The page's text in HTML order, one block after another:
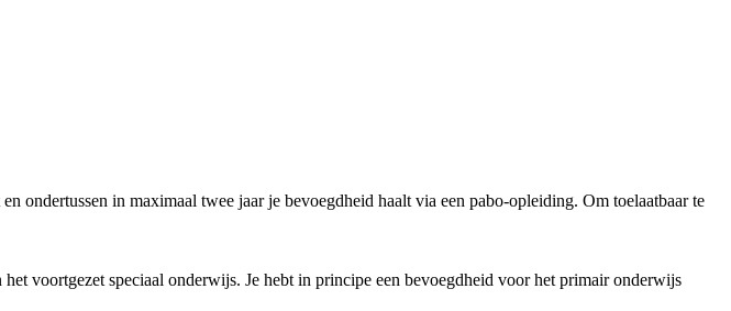
in maximaal twee jaar je bevoegdheid haalt via een pabo-opleiding. Om toelaatbaar te
voortgezet speciaal onderwijs. Je hebt in principe een bevoegdheid voor het primair onderwijs